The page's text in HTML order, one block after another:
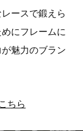
ースで鍛えら
にフレームに
魅力のブラン
こちら